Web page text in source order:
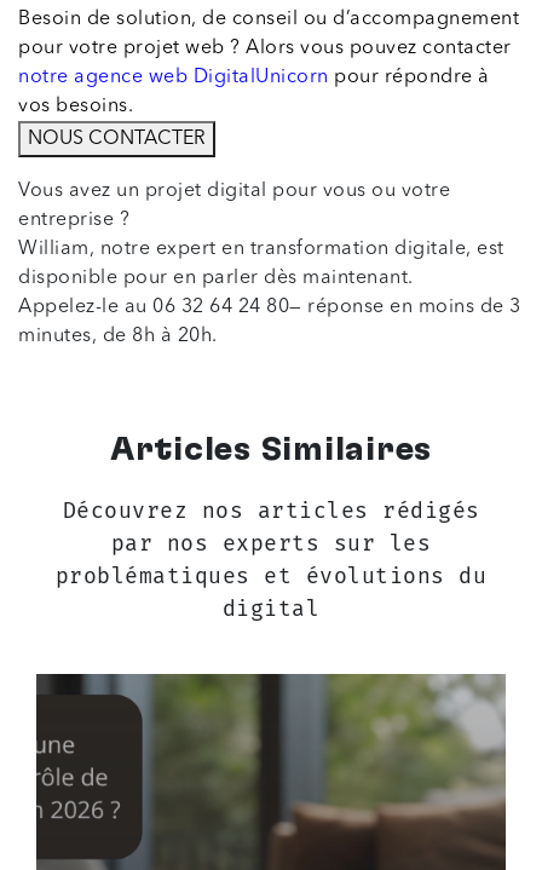
Besoin de solution, de conseil ou d’accompagnement
pour votre projet web ? Alors vous pouvez contacter
notre agence web DigitalUnicorn pour répondre à
vos besoins.
NOUS CONTACTER
Vous avez un projet digital pour vous ou votre
entreprise ?
William, notre expert en transformation digitale, est
disponible pour en parler dès maintenant.
Appelez-le au 06 32 64 24 80— réponse en moins de 3
minutes, de 8h à 20h.
Articles Similaires
Découvrez nos articles rédigés
par nos experts sur les
problématiques et évolutions du
digital